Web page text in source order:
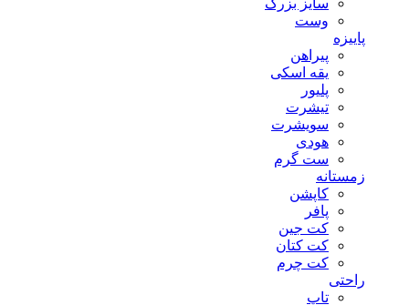
سایز بزرگ
وست
پاییزه
پیراهن
یقه اسکی
پلیور
تیشرت
سویشرت
هودی
ست گرم
زمستانه
کاپشن
پافر
کت جین
کت کتان
کت چرم
راحتی
تاپ